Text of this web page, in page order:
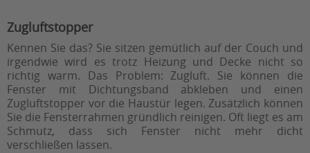
Zugluftstopper
Kennen Sie das? Sie sitzen gemütlich auf der Couch und
irgendwie wird es trotz Heizung und Decke nicht so
richtig warm. Das Problem: Zugluft. Sie können die
Fenster mit Dichtungsband abkleben und einen
Zugluftstopper vor die Haustür legen. Zusätzlich können
Sie die Fensterrahmen gründlich reinigen. Oft liegt es am
Schmutz, dass sich Fenster nicht mehr dicht
verschließen lassen.